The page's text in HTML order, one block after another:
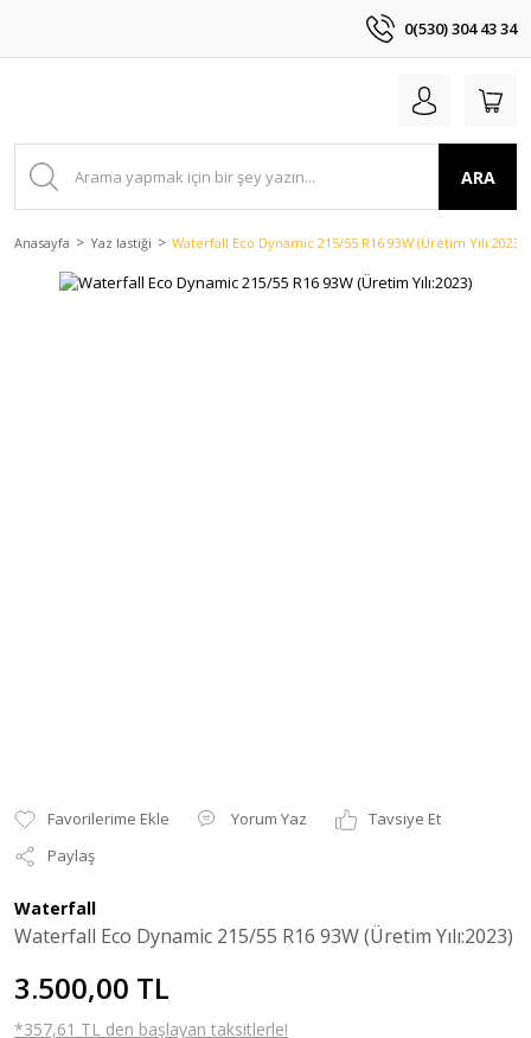
0(530) 304 43 34
ARA
Anasayfa Yaz lastiği Waterfall Eco Dynamic 215/55 R16 93W (Üretim Yılı:2023)
Yorum Yaz
Tavsiye Et
Paylaş
Waterfall
Waterfall Eco Dynamic 215/55 R16 93W (Üretim Yılı:2023)
3.500,00 TL
*357,61 TL den başlayan taksitlerle!